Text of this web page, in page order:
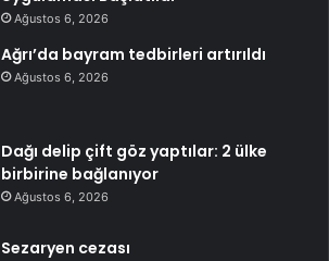
Ağustos 6, 2026
Ağrı’da bayram tedbirleri artırıldı
Ağustos 6, 2026
Dağı delip çift göz yaptılar: 2 ülke
birbirine bağlanıyor
Ağustos 6, 2026
Sezaryen cezası